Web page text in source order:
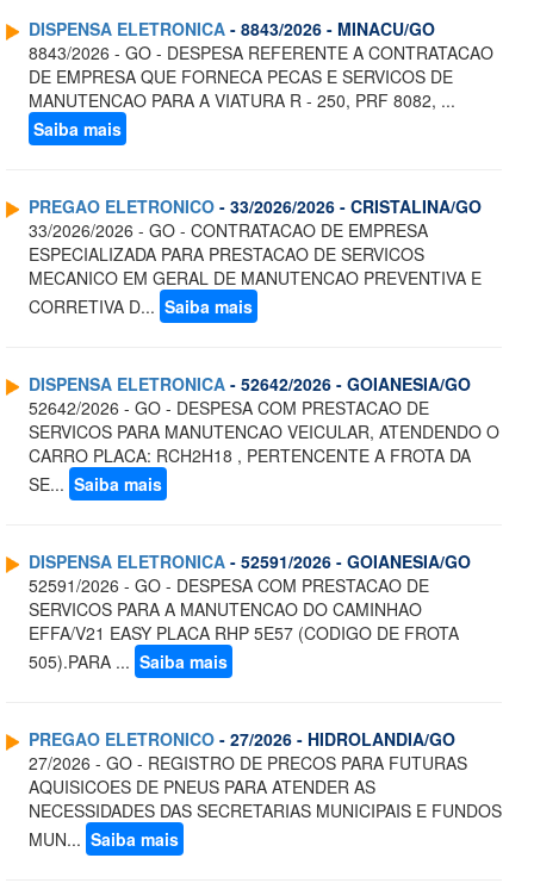
DISPENSA ELETRONICA - 8843/2026 - MINACU/GO
8843/2026 - GO - DESPESA REFERENTE A CONTRATACAO
DE EMPRESA QUE FORNECA PECAS E SERVICOS DE
MANUTENCAO PARA A VIATURA R - 250, PRF 8082, ...
Saiba mais
PREGAO ELETRONICO - 33/2026/2026 - CRISTALINA/GO
33/2026/2026 - GO - CONTRATACAO DE EMPRESA
ESPECIALIZADA PARA PRESTACAO DE SERVICOS
MECANICO EM GERAL DE MANUTENCAO PREVENTIVA E
CORRETIVA D... Saiba mais
DISPENSA ELETRONICA - 52642/2026 - GOIANESIA/GO
52642/2026 - GO - DESPESA COM PRESTACAO DE
SERVICOS PARA MANUTENCAO VEICULAR, ATENDENDO O
CARRO PLACA: RCH2H18 , PERTENCENTE A FROTA DA
SE... Saiba mais
DISPENSA ELETRONICA - 52591/2026 - GOIANESIA/GO
52591/2026 - GO - DESPESA COM PRESTACAO DE
SERVICOS PARA A MANUTENCAO DO CAMINHAO
EFFA/V21 EASY PLACA RHP 5E57 (CODIGO DE FROTA
505).PARA ... Saiba mais
PREGAO ELETRONICO - 27/2026 - HIDROLANDIA/GO
27/2026 - GO - REGISTRO DE PRECOS PARA FUTURAS
AQUISICOES DE PNEUS PARA ATENDER AS
NECESSIDADES DAS SECRETARIAS MUNICIPAIS E FUNDOS
MUN... Saiba mais